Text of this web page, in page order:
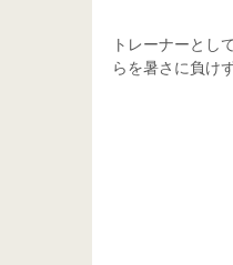
トレーナーとし
らを暑さに負け